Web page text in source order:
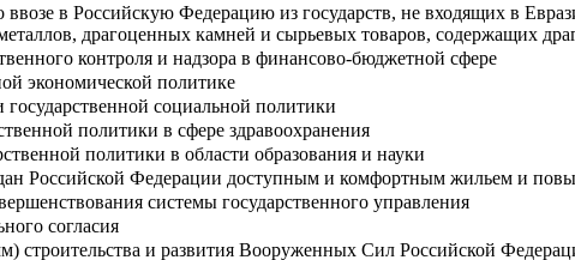
в Российскую Федерацию из государств, не входящих в
драгоценных камней и сырьевых товаров, содержащих
контроля и надзора в финансово-бюджетной сфере
экономической политике
социальной политики
политики в сфере здравоохранения
политики в области образования и науки
Российской Федерации доступным и комфортным жильем и
системы государственного управления
согласия
строительства и развития Вооруженных Сил Российской